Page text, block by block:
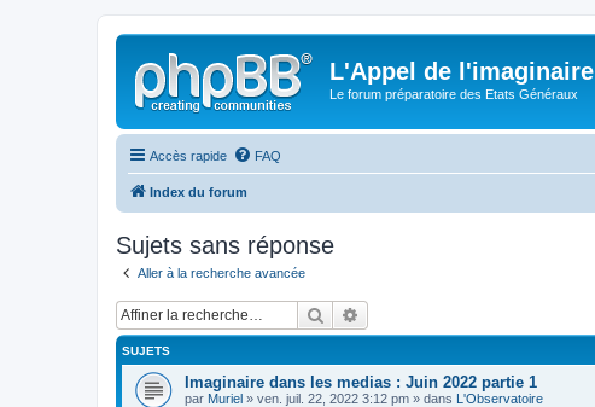
L'Appel de l'imaginaire
Le forum préparatoire des Etats Généraux
Accès rapide FAQ
Index du forum
Sujets sans réponse
Aller à la recherche avancée
Rechercher
SUJETS
Imaginaire dans les medias : Juin 2022 partie 1
par Muriel » ven. juil. 22, 2022 3:12 pm » dans L'Observatoire